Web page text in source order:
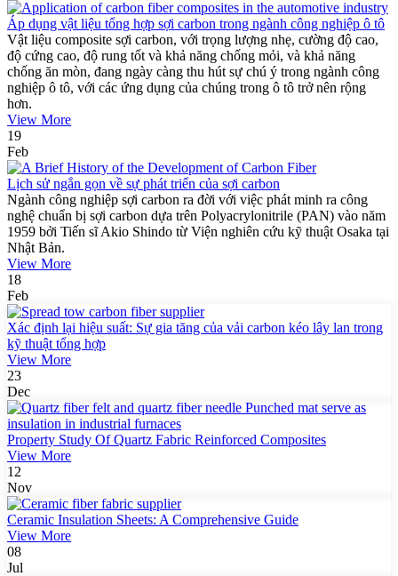
Áp dụng vật liệu tổng hợp sợi carbon trong ngành công nghiệp ô tô
Vật liệu composite sợi carbon, với trọng lượng nhẹ, cường độ cao,
độ cứng cao, độ rung tốt và khả năng chống mỏi, và khả năng
chống ăn mòn, đang ngày càng thu hút sự chú ý trong ngành công
nghiệp ô tô, với các ứng dụng của chúng trong ô tô trở nên rộng
hơn.
View More
19
Feb
Lịch sử ngắn gọn về sự phát triển của sợi carbon
Ngành công nghiệp sợi carbon ra đời với việc phát minh ra công
nghệ chuẩn bị sợi carbon dựa trên Polyacrylonitrile (PAN) vào năm
1959 bởi Tiến sĩ Akio Shindo từ Viện nghiên cứu kỹ thuật Osaka tại
Nhật Bản.
View More
18
Feb
Xác định lại hiệu suất: Sự gia tăng của vải carbon kéo lây lan trong
kỹ thuật tổng hợp
View More
23
Dec
Property Study Of Quartz Fabric Reinforced Composites
View More
12
Nov
Ceramic Insulation Sheets: A Comprehensive Guide
View More
08
Jul